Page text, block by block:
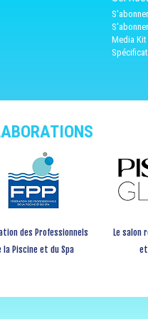
Media Kit
des Professionnels
la Piscine et du Spa
Le salon